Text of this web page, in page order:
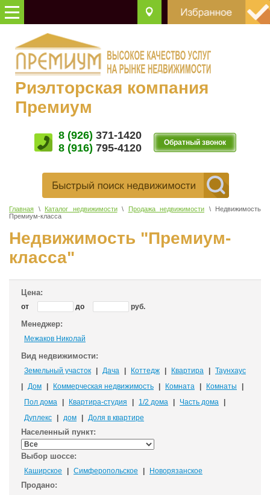
Риэлторская компания
Премиум
8 (926) 371-1420
8 (916) 795-4120 Обратный звонок
Главная \ Каталог недвижимости\ Продажа недвижимости \ Недвижимость
Премиум-класса
Недвижимость "Премиум-
класса"
Цена:
от до руб.
Менеджер:
Межаков Николай
Вид недвижимости:
Земельный участок Дача Коттедж Квартира
Таунхаус
Дом Коммерческая недвижимость Комната Комнаты
Пол дома
Квартира-студия 1/2 дома Часть дома
Дуплекс
дом Доля в квартире
Населенный пункт:
Выбор шоссе:
Каширское Симферопольское Новорязанское
Продано: